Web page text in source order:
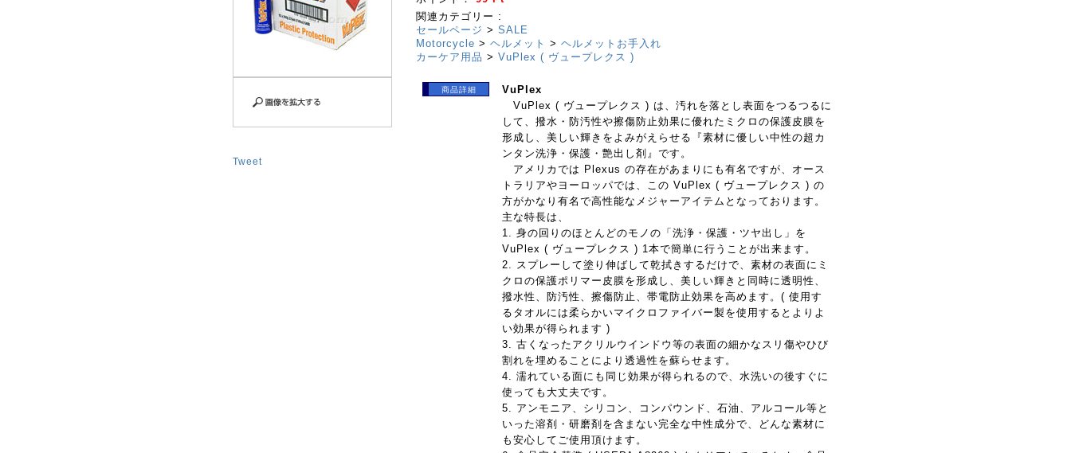
Tweet
関連カテゴリー :
セールページ > SALE
Motorcycle > ヘルメット > ヘルメットお手入れ
カーケア用品 > VuPlex ( ヴュープレクス )
商品詳細
VuPlex
VuPlex ( ヴュープレクス ) は、汚れを落とし表面をつるつるに
して、撥水・防汚性や擦傷防止効果に優れたミクロの保護皮膜を
形成し、美しい輝きをよみがえらせる『素材に優しい中性の超カ
ンタン洗浄・保護・艶出し剤』です。
アメリカでは Plexus の存在があまりにも有名ですが、オース
トラリアやヨーロッパでは、この VuPlex ( ヴュープレクス ) の
方がかなり有名で高性能なメジャーアイテムとなっております。
主な特長は、
1. 身の回りのほとんどのモノの「洗浄・保護・ツヤ出し」を
VuPlex ( ヴュープレクス ) 1本で簡単に行うことが出来ます。
2. スプレーして塗り伸ばして乾拭きするだけで、素材の表面にミ
クロの保護ポリマー皮膜を形成し、美しい輝きと同時に透明性、
撥水性、防汚性、擦傷防止、帯電防止効果を高めます。( 使用す
るタオルには柔らかいマイクロファイバー製を使用するとよりよ
い効果が得られます )
3. 古くなったアクリルウインドウ等の表面の細かなスリ傷やひび
割れを埋めることにより透過性を蘇らせます。
4. 濡れている面にも同じ効果が得られるので、水洗いの後すぐに
使っても大丈夫です。
5. アンモニア、シリコン、コンパウンド、石油、アルコール等と
いった溶剤・研磨剤を含まない完全な中性成分で、どんな素材に
も安心してご使用頂けます。